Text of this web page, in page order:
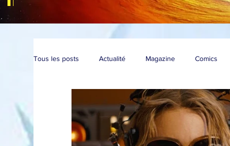
Tous les posts Actualité Magazine Comics
Convention Brèves Live